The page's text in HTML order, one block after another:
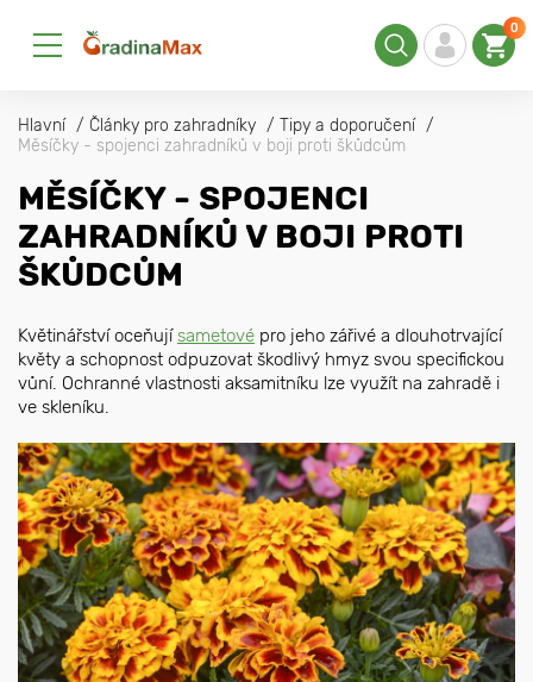
0
Hlavní Články pro zahradníky
Tipy a doporučení
Měsíčky - spojenci zahradníků v boji proti škůdcům
MĚSÍČKY - SPOJENCI
ZAHRADNÍKŮ V BOJI PROTI
ŠKŮDCŮM
Květinářství oceňujísametové pro jeho zářivé a dlouhotrvající
květy a schopnost odpuzovat škodlivý hmyz svou specifickou
vůní. Ochranné vlastnosti aksamitníku lze využít na zahradě i
ve skleníku.